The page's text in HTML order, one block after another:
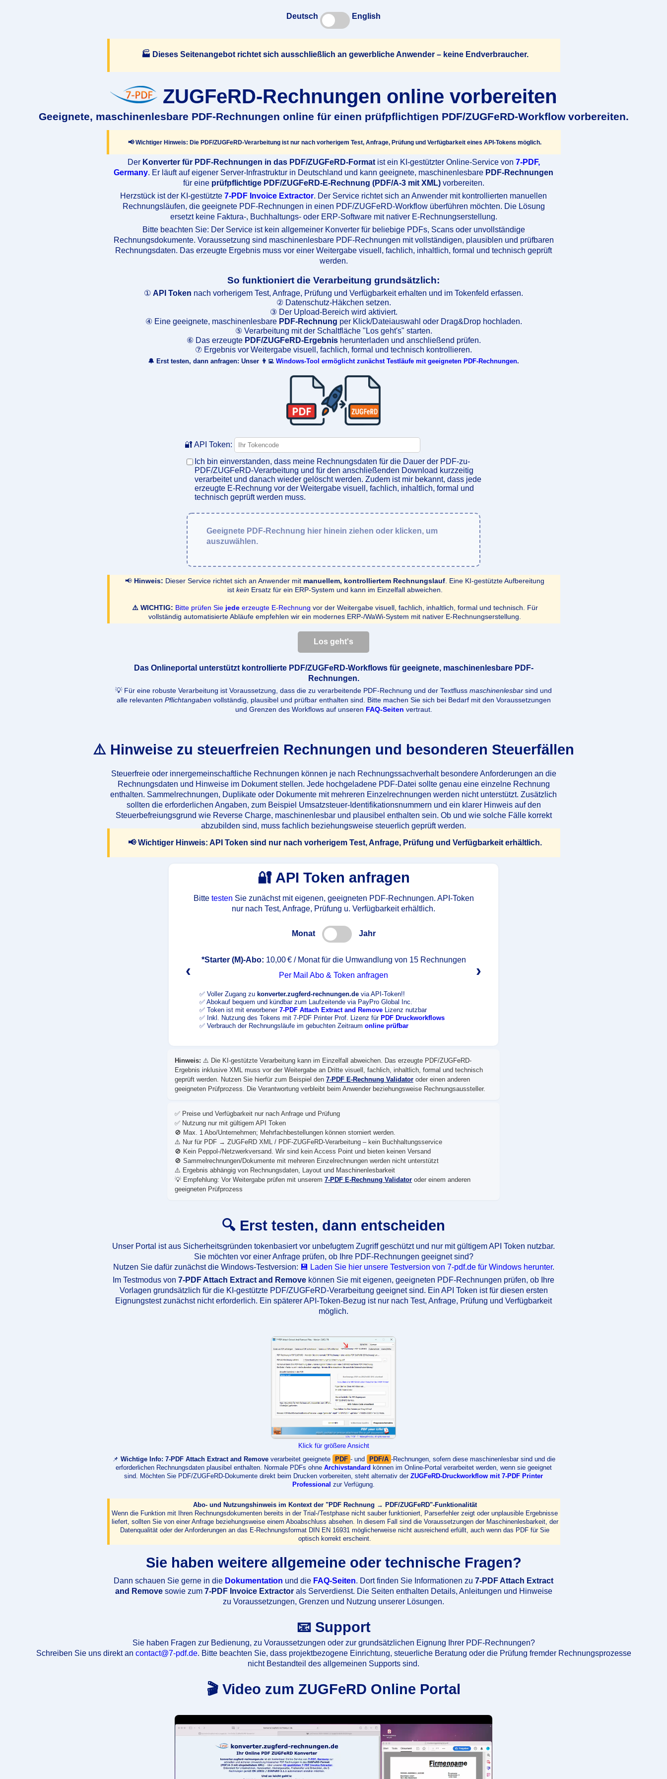
Deutsch English
🏭 Dieses Seitenangebot richtet sich ausschließlich an gewerbliche Anwender – keine Endverbraucher.
ZUGFeRD-Rechnungen online vorbereiten
Geeignete, maschinenlesbare PDF-Rechnungen online für einen prüfpflichtigen PDF/ZUGFeRD-Workflow vorbereiten.
📢Wichtiger Hinweis: Die PDF/ZUGFeRD-Verarbeitung ist nur nach vorherigem Test, Anfrage, Prüfung und Verfügbarkeit eines API-Tokens möglich.
Der Konverter für PDF-Rechnungen in das PDF/ZUGFeRD-Formatist ein KI-gestützter Online-Service von 7-PDF,
Germany. Er läuft auf eigener Server-Infrastruktur in Deutschland und kann geeignete, maschinenlesbare PDF-Rechnungen
für eine prüfpflichtige PDF/ZUGFeRD-E-Rechnung (PDF/A-3 mit XML)vorbereiten.
Herzstück ist der KI-gestützte 7-PDF Invoice Extractor. Der Service richtet sich an Anwender mit kontrollierten manuellen
Rechnungsläufen, die geeignete PDF-Rechnungen in einen PDF/ZUGFeRD-Workflow überführen möchten. Die Lösung
ersetzt keine Faktura-, Buchhaltungs- oder ERP-Software mit nativer E-Rechnungserstellung.
Bitte beachten Sie: Der Service ist kein allgemeiner Konverter für beliebige PDFs, Scans oder unvollständige
Rechnungsdokumente. Voraussetzung sind maschinenlesbare PDF-Rechnungen mit vollständigen, plausiblen und prüfbaren
Rechnungsdaten. Das erzeugte Ergebnis muss vor einer Weitergabe visuell, fachlich, inhaltlich, formal und technisch geprüft
werden.
So funktioniert die Verarbeitung grundsätzlich:
① API Token nach vorherigem Test, Anfrage, Prüfung und Verfügbarkeit erhalten und im Tokenfeld erfassen.
② Datenschutz-Häkchen setzen.
③ Der Upload-Bereich wird aktiviert.
④ Eine geeignete, maschinenlesbare PDF-Rechnung per Klick/Dateiauswahl oder Drag&Drop hochladen.
⑤ Verarbeitung mit der Schaltfläche "Los geht's" starten.
⑥ Das erzeugte PDF/ZUGFeRD-Ergebnisherunterladen und anschließend prüfen.
⑦ Ergebnis vor Weitergabe visuell, fachlich, formal und technisch kontrollieren.
🔔 Erst testen, dann anfragen: Unser 👨‍💻 Windows-Tool ermöglicht zunächst Testläufe mit geeigneten PDF-Rechnungen.
🔐 API Token:
Ich bin einverstanden, dass meine Rechnungsdaten für die Dauer der PDF-zu-
PDF/ZUGFeRD-Verarbeitung und für den anschließenden Download kurzzeitig
verarbeitet und danach wieder gelöscht werden. Zudem ist mir bekannt, dass jede
erzeugte E-Rechnung vor der Weitergabe visuell, fachlich, inhaltlich, formal und
technisch geprüft werden muss.
Geeignete PDF-Rechnung hier hinein ziehen oder klicken, um
auszuwählen.
📢 Hinweis: Dieser Service richtet sich an Anwender mit manuellem, kontrolliertem Rechnungslauf . Eine KI-gestützte Aufbereitung
ist keinErsatz für ein ERP-System und kann im Einzelfall abweichen.
⚠️ WICHTIG: Bitte prüfen Sie jedeerzeugte E-Rechnung vor der Weitergabe visuell, fachlich, inhaltlich, formal und technisch. Für
vollständig automatisierte Abläufe empfehlen wir ein modernes ERP-/WaWi-System mit nativer E-Rechnungserstellung.
Los geht's
Das Onlineportal unterstützt kontrollierte PDF/ZUGFeRD-Workflows für geeignete, maschinenlesbare PDF-
Rechnungen.
💡 Für eine robuste Verarbeitung ist Voraussetzung, dass die zu verarbeitende PDF-Rechnung und der Textfluss maschinenlesbar sind und
alle relevanten Pflichtangabenvollständig, plausibel und prüfbar enthalten sind. Bitte machen Sie sich bei Bedarf mit den Voraussetzungen
und Grenzen des Workflows auf unseren FAQ-Seiten vertraut.
⚠️ Hinweise zu steuerfreien Rechnungen und besonderen Steuerfällen
Steuerfreie oder innergemeinschaftliche Rechnungen können je nach Rechnungssachverhalt besondere Anforderungen an die
Rechnungsdaten und Hinweise im Dokument stellen. Jede hochgeladene PDF-Datei sollte genau eine einzelne Rechnung
enthalten. Sammelrechnungen, Duplikate oder Dokumente mit mehreren Einzelrechnungen werden nicht unterstützt. Zusätzlich
sollten die erforderlichen Angaben, zum Beispiel Umsatzsteuer-Identifikationsnummern und ein klarer Hinweis auf den
Steuerbefreiungsgrund wie Reverse Charge, maschinenlesbar und plausibel enthalten sein. Ob und wie solche Fälle korrekt
abzubilden sind, muss fachlich beziehungsweise steuerlich geprüft werden.
📢Wichtiger Hinweis: API Token sind nur nach vorherigem Test, Anfrage, Prüfung und Verfügbarkeit erhältlich.
🔐 API Token anfragen
Bitte testen Sie zunächst mit eigenen, geeigneten PDF-Rechnungen. API-Token
nur nach Test, Anfrage, Prüfung u. Verfügbarkeit erhältlich.
Monat Jahr
‹
*Starter (M)-Abo: 10,00 € / Monat für die Umwandlung von 15 Rechnungen
Per Mail Abo & Token anfragen
›
✅ Voller Zugang zu konverter.zugferd-rechnungen.de via API-Token!!
✅ Abokauf bequem und kündbar zum Laufzeitende via PayPro Global Inc.
✅ Token ist mit erworbener 7-PDF Attach Extract and Remove Lizenz nutzbar
✅ Inkl. Nutzung des Tokens mit 7-PDF Printer Prof. Lizenz für PDF Druckworkflows
✅ Verbrauch der Rechnungsläufe im gebuchten Zeitraum online prüfbar
Hinweis: ⚠️ Die KI-gestützte Verarbeitung kann im Einzelfall abweichen. Das erzeugte PDF/ZUGFeRD-
Ergebnis inklusive XML muss vor der Weitergabe an Dritte visuell, fachlich, inhaltlich, formal und technisch
geprüft werden. Nutzen Sie hierfür zum Beispiel den 7-PDF E-Rechnung Validator oder einen anderen
geeigneten Prüfprozess. Die Verantwortung verbleibt beim Anwender beziehungsweise Rechnungsaussteller.
✅ Preise und Verfügbarkeit nur nach Anfrage und Prüfung
✅ Nutzung nur mit gültigem API Token
🚫 Max. 1 Abo/Unternehmen; Mehrfachbestellungen können storniert werden.
⚠️ Nur für PDF → ZUGFeRD XML / PDF-ZUGFeRD-Verarbeitung – kein Buchhaltungsservice
🚫 Kein Peppol-/Netzwerkversand. Wir sind kein Access Point und bieten keinen Versand
🚫 Sammelrechnungen/Dokumente mit mehreren Einzelrechnungen werden nicht unterstützt
⚠️ Ergebnis abhängig von Rechnungsdaten, Layout und Maschinenlesbarkeit
💡 Empfehlung: Vor Weitergabe prüfen mit unserem 7-PDF E-Rechnung Validator oder einem anderen
geeigneten Prüfprozess
🔍 Erst testen, dann entscheiden
Unser Portal ist aus Sicherheitsgründen tokenbasiert vor unbefugtem Zugriff geschützt und nur mit gültigem API Token nutzbar.
Sie möchten vor einer Anfrage prüfen, ob Ihre PDF-Rechnungen geeignet sind?
Nutzen Sie dafür zunächst die Windows-Testversion: 💾 Laden Sie hier unsere Testversion von 7-pdf.de für Windows herunter.
Im Testmodus von 7-PDF Attach Extract and Remove können Sie mit eigenen, geeigneten PDF-Rechnungen prüfen, ob Ihre
Vorlagen grundsätzlich für die KI-gestützte PDF/ZUGFeRD-Verarbeitung geeignet sind. Ein API Token ist für diesen ersten
Eignungstest zunächst nicht erforderlich. Ein späterer API-Token-Bezug ist nur nach Test, Anfrage, Prüfung und Verfügbarkeit
möglich.
Klick für größere Ansicht
📌 Wichtige Info: 7-PDF Attach Extract and Removeverarbeitet geeignete PDF - und PDF/A -Rechnungen, sofern diese maschinenlesbar sind und die
erforderlichen Rechnungsdaten plausibel enthalten. Normale PDFs ohne Archivstandard können im Online-Portal verarbeitet werden, wenn sie geeignet
sind. Möchten Sie PDF/ZUGFeRD-Dokumente direkt beim Drucken vorbereiten, steht alternativ der ZUGFeRD-Druckworkflow mit 7-PDF Printer
Professional zur Verfügung.
Abo- und Nutzungshinweis im Kontext der "PDF Rechnung → PDF/ZUGFeRD"-Funktionalität
Wenn die Funktion mit Ihren Rechnungsdokumenten bereits in der Trial-/Testphase nicht sauber funktioniert, Parserfehler zeigt oder unplausible Ergebnisse
liefert, sollten Sie von einer Anfrage beziehungsweise einem Aboabschluss absehen. In diesem Fall sind die Voraussetzungen der Maschinenlesbarkeit, der
Datenqualität oder der Anforderungen an das E-Rechnungsformat DIN EN 16931 möglicherweise nicht ausreichend erfüllt, auch wenn das PDF für Sie
optisch korrekt erscheint.
Sie haben weitere allgemeine oder technische Fragen?
Dann schauen Sie gerne in die Dokumentation und die FAQ-Seiten. Dort finden Sie Informationen zu 7-PDF Attach Extract
and Removesowie zum 7-PDF Invoice Extractorals Serverdienst. Die Seiten enthalten Details, Anleitungen und Hinweise
zu Voraussetzungen, Grenzen und Nutzung unserer Lösungen.
📧 Support
Sie haben Fragen zur Bedienung, zu Voraussetzungen oder zur grundsätzlichen Eignung Ihrer PDF-Rechnungen?
Schreiben Sie uns direkt an contact@7-pdf.de. Bitte beachten Sie, dass projektbezogene Einrichtung, steuerliche Beratung oder die Prüfung fremder Rechnungsprozesse
nicht Bestandteil des allgemeinen Supports sind.
🎬 Video zum ZUGFeRD Online Portal